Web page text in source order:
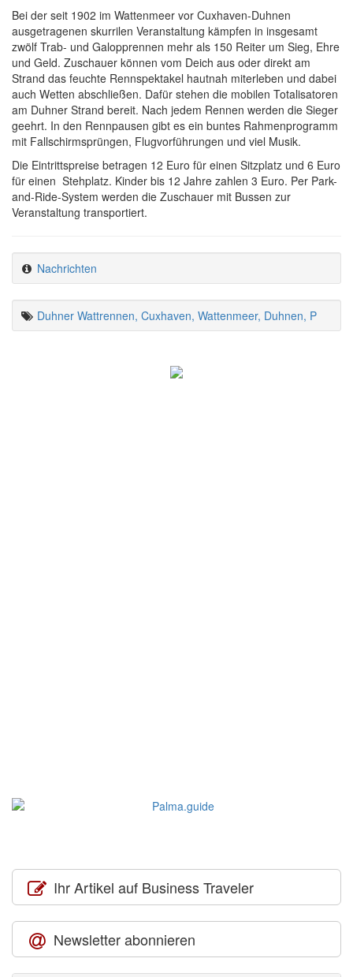
Bei der seit 1902 im Wattenmeer vor Cuxhaven-Duhnen
ausgetragenen skurrilen Veranstaltung kämpfen in insgesamt
zwölf Trab- und Galopprennen mehr als 150 Reiter um Sieg, Ehre
und Geld. Zuschauer können vom Deich aus oder direkt am
Strand das feuchte Rennspektakel hautnah miterleben und dabei
auch Wetten abschließen. Dafür stehen die mobilen Totalisatoren
am Duhner Strand bereit. Nach jedem Rennen werden die Sieger
geehrt. In den Rennpausen gibt es ein buntes Rahmenprogramm
mit Fallschirmsprüngen, Flugvorführungen und viel Musik.
Die Eintrittspreise betragen 12 Euro für einen Sitzplatz und 6 Euro
für einen Stehplatz. Kinder bis 12 Jahre zahlen 3 Euro. Per Park-
and-Ride-System werden die Zuschauer mit Bussen zur
Veranstaltung transportiert.
Nachrichten
Duhner Wattrennen, Cuxhaven, Wattenmeer, Duhnen, P
Ihr Artikel auf Business Traveler
Newsletter abonnieren